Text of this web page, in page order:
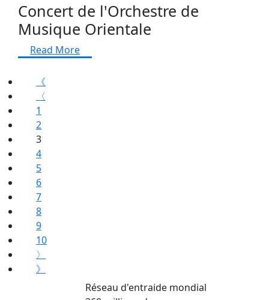
Concert de l'Orchestre de
Musique Orientale
Read More
《
〈
1
2
3
4
5
6
7
8
9
10
〉
》
Réseau d'entraide mondial